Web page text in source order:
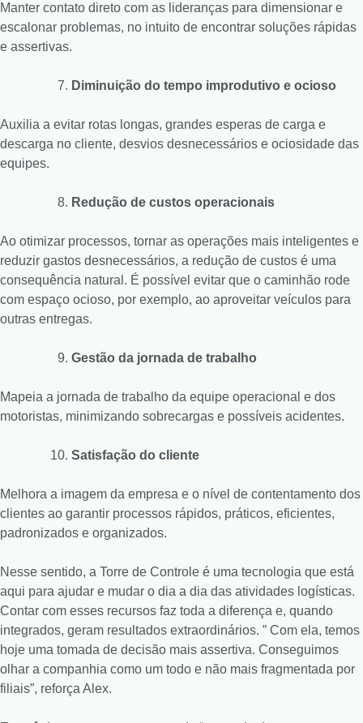
Manter contato direto com as lideranças para dimensionar e
escalonar problemas, no intuito de encontrar soluções rápidas
e assertivas.
Diminuição do tempo improdutivo e ocioso
Auxilia a evitar rotas longas, grandes esperas de carga e
descarga no cliente, desvios desnecessários e ociosidade das
equipes.
Redução de custos operacionais
Ao otimizar processos, tornar as operações mais inteligentes e
reduzir gastos desnecessários, a redução de custos é uma
consequência natural. É possível evitar que o caminhão rode
com espaço ocioso, por exemplo, ao aproveitar veículos para
outras entregas.
Gestão da jornada de trabalho
Mapeia a jornada de trabalho da equipe operacional e dos
motoristas, minimizando sobrecargas e possíveis acidentes.
Satisfação do cliente
Melhora a imagem da empresa e o nível de contentamento dos
clientes ao garantir processos rápidos, práticos, eficientes,
padronizados e organizados.
Nesse sentido, a Torre de Controle é uma tecnologia que está
aqui para ajudar e mudar o dia a dia das atividades logísticas.
Contar com esses recursos faz toda a diferença e, quando
integrados, geram resultados extraordinários. ” Com ela, temos
hoje uma tomada de decisão mais assertiva. Conseguimos
olhar a companhia como um todo e não mais fragmentada por
filiais”, reforça Alex.